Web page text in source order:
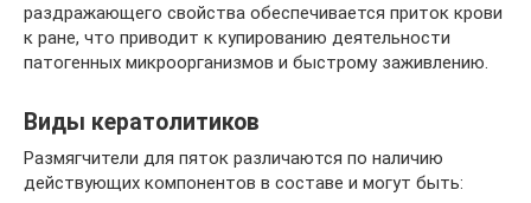
раздражающего свойства обеспечивается приток крови
к ране, что приводит к купированию деятельности
патогенных микроорганизмов и быстрому заживлению.
Виды кератолитиков
Размягчители для пяток различаются по наличию
действующих компонентов в составе и могут быть: